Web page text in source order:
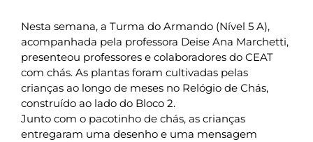
Nesta semana, a Turma do Armando (Nível 5 A),
acompanhada pela professora Deise Ana Marchetti,
presenteou professores e colaboradores do CEAT
com chás. As plantas foram cultivadas pelas
crianças ao longo de meses no Relógio de Chás,
construído ao lado do Bloco 2.
Junto com o pacotinho de chás, as crianças
entregaram uma desenho e uma mensagem